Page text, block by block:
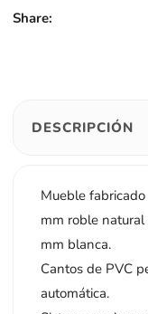
Share:
DESCRIPCIÓN
Mueble
mm roble
mm blanca.
Cantos de PVC
automática.